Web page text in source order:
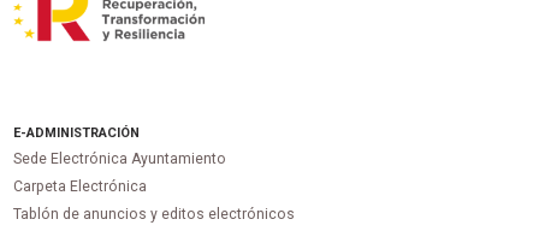
E-ADMINISTRACIÓN
Sede Electrónica Ayuntamiento
Carpeta Electrónica
Tablón de anuncios y editos electrónicos